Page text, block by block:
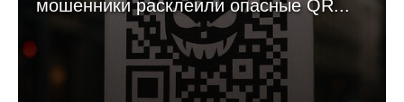
мошенники расклеили опасные QR...